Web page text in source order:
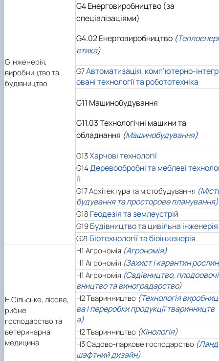
GІнженерія,
виробництво та
будівництво
G4 Енерговиробництво (за
спеціалізаціями)
G4.02 Енерговиробництво (
етика)
G7Автоматизація, комп’ютерно-інтегр
овані технології та робототехніка
G11 Машинобудування
G11.03 Технологічні машини та
обладнання (Машинобудування)
G13Харчові технології
G14Деревообробні та меблеві
ії
G17 Архітектура та містобудування
будування та просторове планування)
G18 Геодезія та землеустрій
G19Будівництво та цивільна інженерія
G21 Біотехнології та біоінженерія
HСільське, лісове,
рибне
господарство та
ветеринарна
медицина
H1 Агрономія (Агрономія)
H1 Агрономія (Захист і карантин
H1 Агрономія (Садівництво, плодоовочі
вництво та виноградарство)
H2 Тваринництво (Технологія
ва і переробки продукції тваринництв
а)
H2 Тваринництво (Кінологія)
H3 Садово-паркове господарство (Ланд
шафтний дизайн)